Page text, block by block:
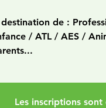
de :
/ ATL / AES /
Les inscriptions sont